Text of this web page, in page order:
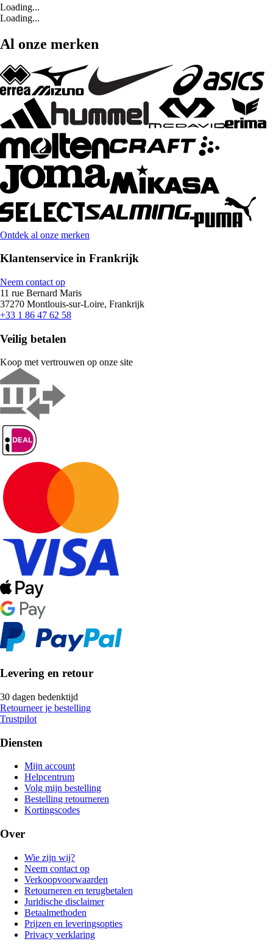
Loading...
Loading...
Al onze merken
Ontdek al onze merken
Klantenservice in Frankrijk
Neem contact op
11 rue Bernard Maris
37270 Montlouis-sur-Loire, Frankrijk
+33 1 86 47 62 58
Veilig betalen
Koop met vertrouwen op onze site
Levering en retour
30 dagen bedenktijd
Retourneer je bestelling
Trustpilot
Diensten
Mijn account
Helpcentrum
Volg mijn bestelling
Bestelling retourneren
Kortingscodes
Over
Wie zijn wij?
Neem contact op
Verkoopvoorwaarden
Retourneren en terugbetalen
Juridische disclaimer
Betaalmethoden
Prijzen en leveringsopties
Privacy verklaring